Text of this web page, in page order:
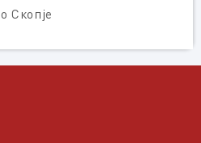
Скопје